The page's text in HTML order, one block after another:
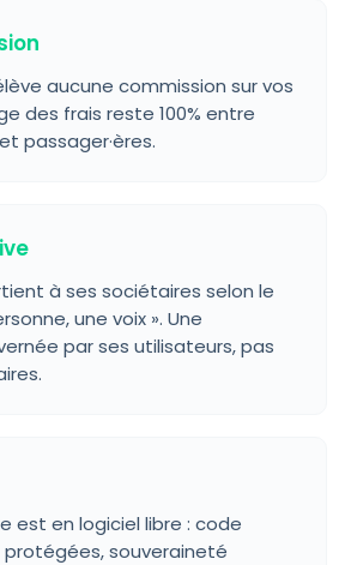
aucune commission sur vos
des frais reste 100% entre
passager·ères.
à ses sociétaires selon le
une voix ». Une
par ses utilisateurs, pas
est en logiciel libre : code
souveraineté